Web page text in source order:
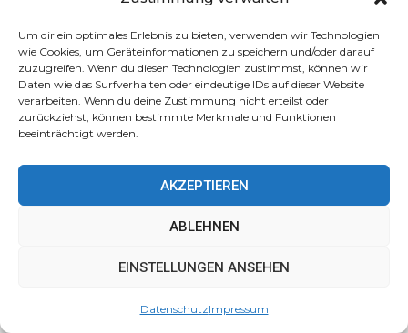
Um dir ein optimales Erlebnis zu bieten, verwenden wir Technologien
wie Cookies, um Geräteinformationen zu speichern und/oder darauf
zuzugreifen. Wenn du diesen Technologien zustimmst, können wir
Daten wie das Surfverhalten oder eindeutige IDs auf dieser Website
verarbeiten. Wenn du deine Zustimmung nicht erteilst oder
zurückziehst, können bestimmte Merkmale und Funktionen
beeinträchtigt werden.
AKZEPTIEREN
ABLEHNEN
EINSTELLUNGEN ANSEHEN
DatenschutzImpressum
Erhaltung der Biodiversität unseres Planeten. Wie
man sagt, "Wissen ist Macht", und mit den
Erkenntnissen aus KI-gesteuerten Forschungen
können wir informierte Entscheidungen treffen, die
Generationen zu erhalten.
verbessern. Wir gehen davon aus, dass Sie damit
Akzeptieren Mehr erfahren